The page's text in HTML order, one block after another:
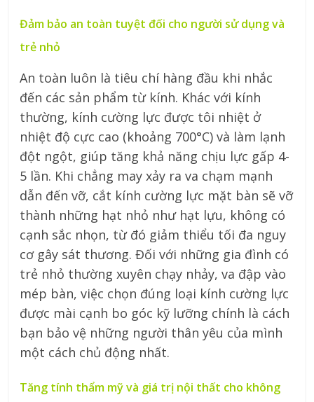
Đảm bảo an toàn tuyệt đối cho người sử dụng và
trẻ nhỏ
An toàn luôn là tiêu chí hàng đầu khi nhắc
đến các sản phẩm từ kính. Khác với kính
thường, kính cường lực được tôi nhiệt ở
nhiệt độ cực cao (khoảng 700°C) và làm lạnh
đột ngột, giúp tăng khả năng chịu lực gấp 4-
5 lần. Khi chẳng may xảy ra va chạm mạnh
dẫn đến vỡ, cắt kính cường lực mặt bàn sẽ vỡ
thành những hạt nhỏ như hạt lựu, không có
cạnh sắc nhọn, từ đó giảm thiểu tối đa nguy
cơ gây sát thương. Đối với những gia đình có
trẻ nhỏ thường xuyên chạy nhảy, va đập vào
mép bàn, việc chọn đúng loại kính cường lực
được mài cạnh bo góc kỹ lưỡng chính là cách
bạn bảo vệ những người thân yêu của mình
một cách chủ động nhất.
Tăng tính thẩm mỹ và giá trị nội thất cho không